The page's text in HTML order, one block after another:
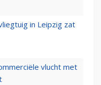
in Leipzig zat
vlucht met